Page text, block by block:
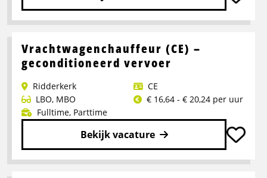
Lees
over
Heier
Vrachtwagenchauffeur (CE) –
geconditioneerd vervoer
Ridderkerk
CE
LBO, MBO
€ 16,64 - € 20,24 per uur
Fulltime, Parttime
Bekijk vacature
Lees